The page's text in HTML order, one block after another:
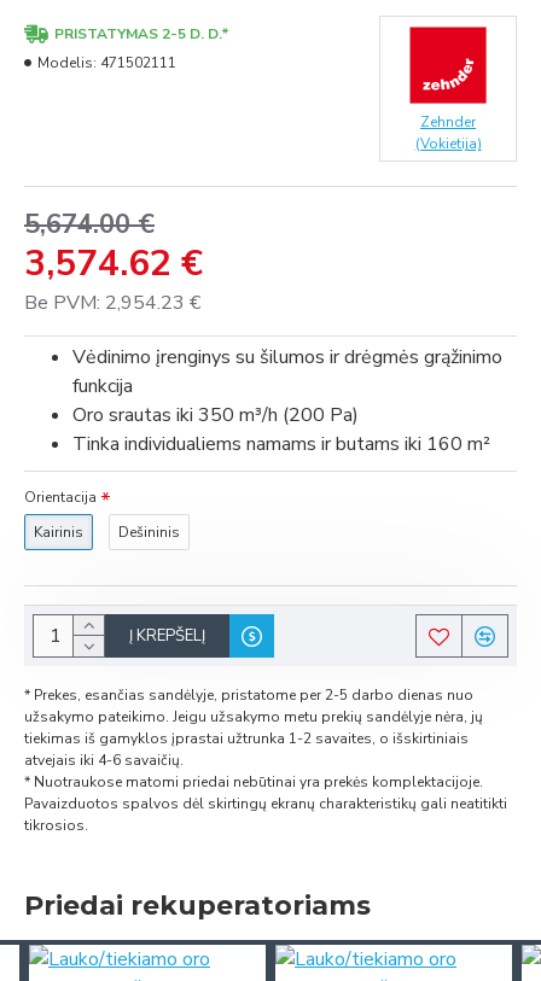
3,574.62 €
5,674.00 €
Be PVM: 2,954.23 €
PRISTATYMAS 2-5 D. D.*
Modelis: 471502111
Zehnder
(Vokietija)
Vėdinimo įrenginys su šilumos ir drėgmės grąžinimo
funkcija
Oro srautas iki 350 m³/h (200 Pa)
Tinka individualiems namams ir butams iki 160 m²
Orientacija
Kairinis
Dešininis
Į KREPŠELĮ
* Prekes, esančias sandėlyje, pristatome per 2-5 darbo dienas nuo
užsakymo pateikimo. Jeigu užsakymo metu prekių sandėlyje nėra, jų
tiekimas iš gamyklos įprastai užtrunka 1-2 savaites, o išskirtiniais
atvejais iki 4-6 savaičių.
* Nuotraukose matomi priedai nebūtinai yra prekės komplektacijoje.
Pavaizduotos spalvos dėl skirtingų ekranų charakteristikų gali neatitikti
tikrosios.
Priedai rekuperatoriams